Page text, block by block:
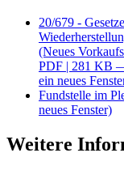
20/679 -
(Neues
PDF | 281 KB
ein neues
Fundstelle im
neues Fenster)
Weitere